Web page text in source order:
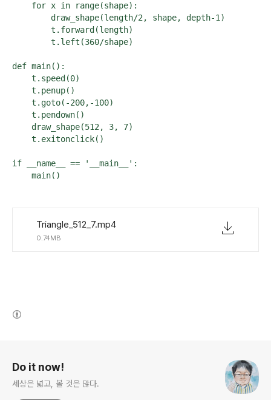
    for x in range(shape):
        draw_shape(length/2, shape, depth-1)
        t.forward(length)
        t.left(360/shape)
def main():
    t.speed(0)
    t.penup()
    t.goto(-200,-100)
    t.pendown()
    draw_shape(512, 3, 7)
    t.exitonclick()
if __name__ == '__main__':
    main()
Triangle_512_7.mp4
0.74MB
Do it now!
세상은 넓고, 볼 것은 많다.